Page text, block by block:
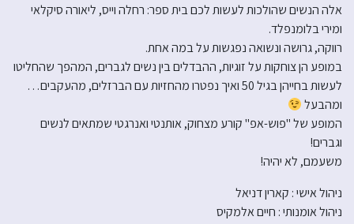
אלה הנשים שהולכות לעשות לכם בית ספר: רחלה וייס, ליאורה סיקלאי
ומירי בלומנפלד.
רווקה, גרושה ונשואה נפגשות על במה אחת.
במופע הן צוחקות על זוגיות, ההבדלים בין נשים לגברים, המהפך שהחליטו
לעשות בחייהן בגיל 50 ואיך נפטרו מהחזיות עם הברזלים, מהעקבים…
ומהבעל
המופע של "פוש-אפ" קורע מצחוק, אותנטי ואנרגטי שמתאים לנשים
וגברים!
משעמם, לא יהיה!
ניהול אישי : קארין דניאל
ניהול אומנותי : חיים אלמקיס